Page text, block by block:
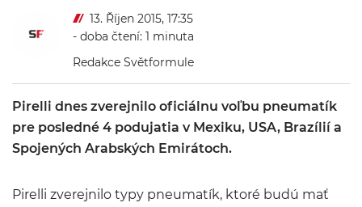
13. Říjen 2015, 17:35
- doba čtení: 1 minuta
Redakce Světformule
Pirelli dnes zverejnilo oficiálnu voľbu pneumatík
pre posledné 4 podujatia v Mexiku, USA, Brazílií a
Spojených Arabských Emirátoch.
Pirelli zverejnilo typy pneumatík, ktoré budú mať